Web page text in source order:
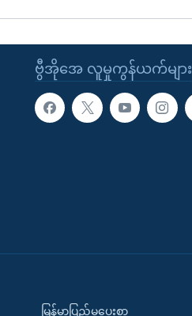
ဗွီအိုအေ လူမှုကွန်ယက်များ
မြန်မာပြည်မှပေးစာ